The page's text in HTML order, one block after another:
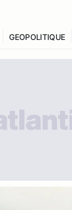
GEOPOLITIQUE